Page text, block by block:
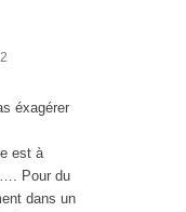
éxagérer
est à
Pour du
dans un